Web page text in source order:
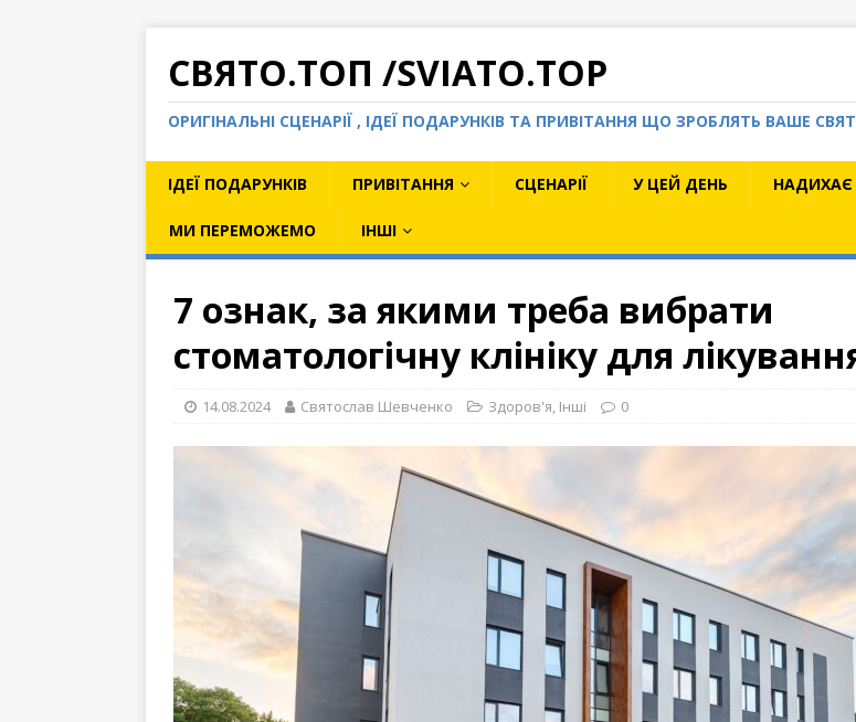
СВЯТО.ТОП /SVIATO.TOP
ОРИГІНАЛЬНІ СЦЕНАРІЇ , ІДЕЇ ПОДАРУНКІВ ТА ПРИВІТАННЯ ЩО ЗРОБЛЯТЬ ВАШЕ
ІДЕЇ ПОДАРУНКІВ ПРИВІТАННЯ СЦЕНАРІЇ У ЦЕЙ ДЕНЬ НАДИХАЄ
МИ ПЕРЕМОЖЕМО ІНШІ
7 ознак, за якими треба вибрати
стоматологічну клініку для
14.08.2024 Святослав Шевченко Здоров'я, Інші 0